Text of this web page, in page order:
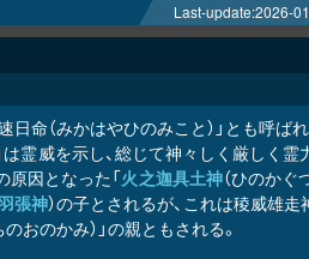
Last-update:2026-
（みかはやひのみこと）」とも呼ばれ
」は霊威を示し、総じて神々しく厳しく
原因となった「火之迦具土神（ひのかぐ
張神）の子とされるが、これは稜威雄
おのかみ）」の親ともされる。